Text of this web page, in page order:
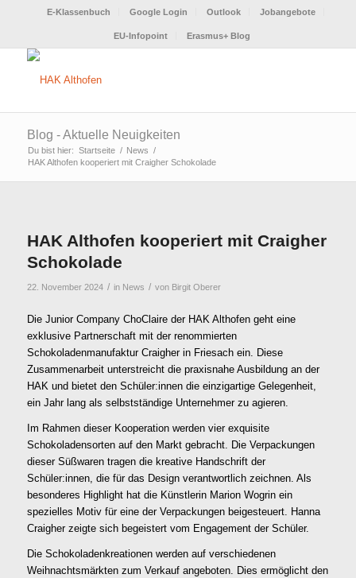
E-Klassenbuch Google Login Outlook Jobangebote
EU-Infopoint Erasmus+ Blog
Blog - Aktuelle Neuigkeiten
Du bist hier: Startseite / News /
HAK Althofen kooperiert mit Craigher Schokolade
HAK Althofen kooperiert mit Craigher
Schokolade
22. November 2024 / in News / von Birgit Oberer
Die Junior Company ChoClaire der HAK Althofen geht eine
exklusive Partnerschaft mit der renommierten
Schokoladenmanufaktur Craigher in Friesach ein. Diese
Zusammenarbeit unterstreicht die praxisnahe Ausbildung an der
HAK und bietet den Schüler:innen die einzigartige Gelegenheit,
ein Jahr lang als selbstständige Unternehmer zu agieren.
Im Rahmen dieser Kooperation werden vier exquisite
Schokoladensorten auf den Markt gebracht. Die Verpackungen
dieser Süßwaren tragen die kreative Handschrift der
Schüler:innen, die für das Design verantwortlich zeichnen. Als
besonderes Highlight hat die Künstlerin Marion Wogrin ein
spezielles Motiv für eine der Verpackungen beigesteuert. Hanna
Craigher zeigte sich begeistert vom Engagement der Schüler.
Die Schokoladenkreationen werden auf verschiedenen
Weihnachtsmärkten zum Verkauf angeboten. Dies ermöglicht den